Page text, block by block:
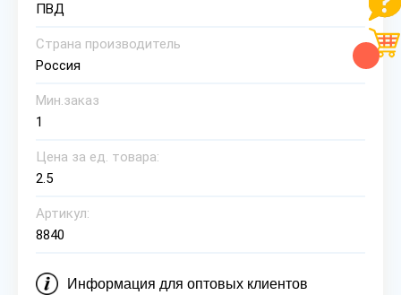
ПВД
Страна производитель
Россия
Мин.заказ
1
Цена за ед. товара:
2.5
Артикул:
8840
Информация для оптовых клиентов